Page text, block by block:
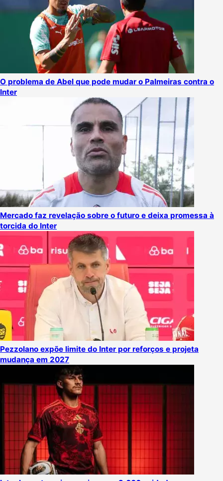
O problema de Abel que pode mudar o Palmeiras contra o
Inter
Mercado faz revelação sobre o futuro e deixa promessa à
torcida do Inter
Pezzolano expõe limite do Inter por reforços e projeta
mudança em 2027